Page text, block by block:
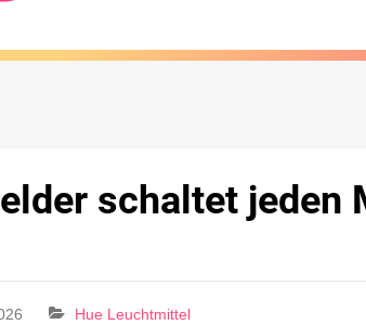
schaltet jeden
Hue Leuchtmittel